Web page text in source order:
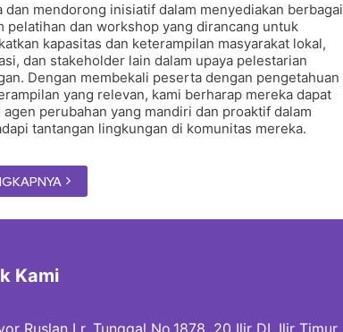
dan mendorong inisiatif dalam menyediakan berbagai
pelatihan dan workshop yang dirancang untuk
kapasitas dan keterampilan masyarakat lokal,
dan stakeholder lain dalam upaya pelestarian
Dengan membekali peserta dengan pengetahuan
yang relevan, kami berharap mereka dapat
agen perubahan yang mandiri dan proaktif dalam
tantangan lingkungan di komunitas mereka.
Kami
Ruslan Lr. Tunggal No.1878, 20 Ilir DI, Ilir Timur